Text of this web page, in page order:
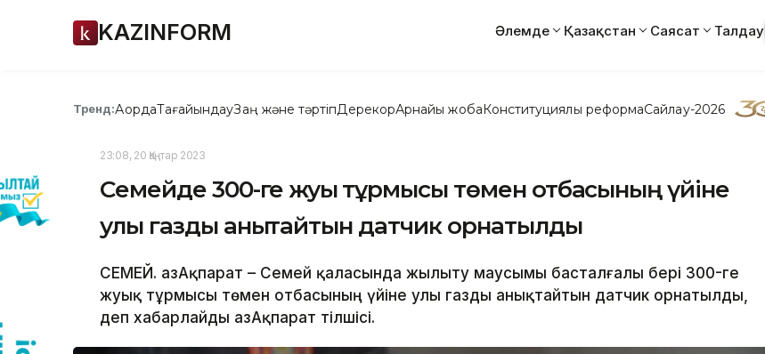
KAZINFORM Әлемде Қазақстан Саясат Талдау
Тренд:АқордаТағайындауЗаң және тәртіпДерекқорАрнайы жобаКонституциялық реформаСайлау-2026
23:08, 20 Қаңтар 2023
Cемейде 300-ге жуық тұрмысы төмен отбасының үйіне
улы газды анықтайтын датчик орнатылды
СЕМЕЙ. ҚазАқпарат – Семей қаласында жылыту маусымы басталғалы бері 300-ге
жуық тұрмысы төмен отбасының үйіне улы газды анықтайтын датчик орнатылды,
деп хабарлайды ҚазАқпарат тілшісі.